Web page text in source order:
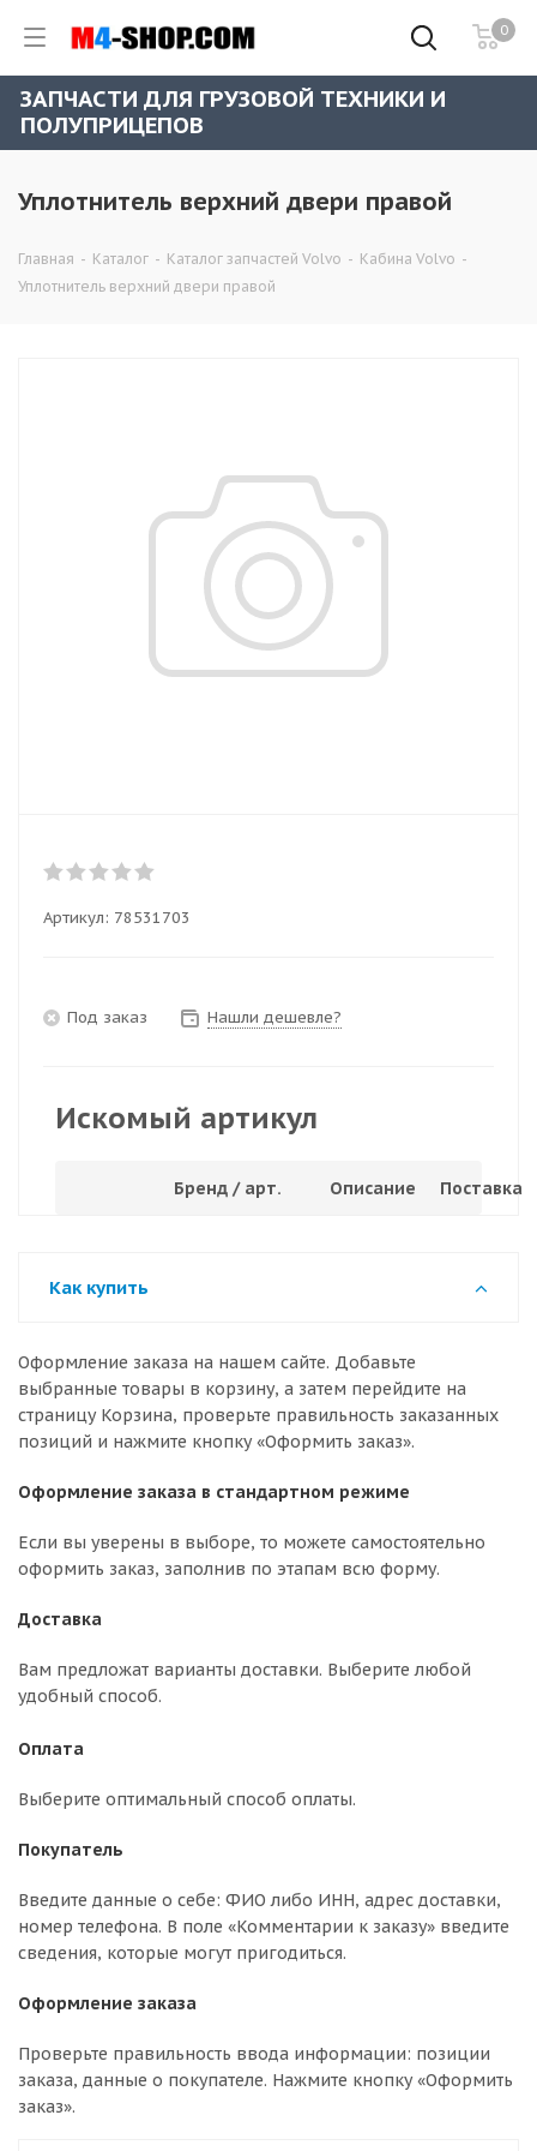
0
ЗАПЧАСТИ ДЛЯ ГРУЗОВОЙ ТЕХНИКИ И
ПОЛУПРИЦЕПОВ
Уплотнитель верхний двери правой
Главная - Каталог - Каталог запчастей Volvo - Кабина Volvo -
Уплотнитель верхний двери правой
Артикул: 78531703
Под заказ Нашли дешевле?
Искомый артикул
Бренд / арт. Описание Поставка
Как купить
Оформление заказа на нашем сайте. Добавьте
выбранные товары в корзину, а затем перейдите на
страницу Корзина, проверьте правильность заказанных
позиций и нажмите кнопку «Оформить заказ».
Оформление заказа в стандартном режиме
Если вы уверены в выборе, то можете самостоятельно
оформить заказ, заполнив по этапам всю форму.
Доставка
Вам предложат варианты доставки. Выберите любой
удобный способ.
Оплата
Выберите оптимальный способ оплаты.
Покупатель
Введите данные о себе: ФИО либо ИНН, адрес доставки,
номер телефона. В поле «Комментарии к заказу» введите
сведения, которые могут пригодиться.
Оформление заказа
Проверьте правильность ввода информации: позиции
заказа, данные о покупателе. Нажмите кнопку «Оформить
заказ».